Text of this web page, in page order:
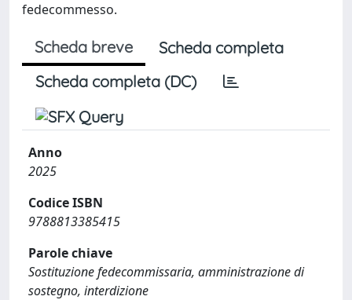
fedecommesso.
Scheda breve
Scheda completa
Scheda completa (DC)
Anno
2025
Codice ISBN
9788813385415
Parole chiave
Sostituzione fedecommissaria, amministrazione di
sostegno, interdizione